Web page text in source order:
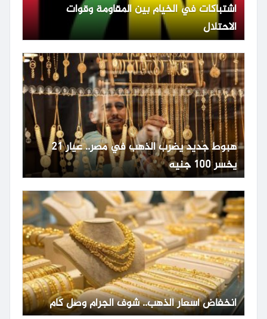
اشتباكات في الخيام بين المقاومة وقوات
الاحتلال
هبوط جديد يضرب الذهب في مصر.. عيار 21
يخسر 100 جنيه
انخفاض أسعار الذهب.. شوف الجرام وصل كام